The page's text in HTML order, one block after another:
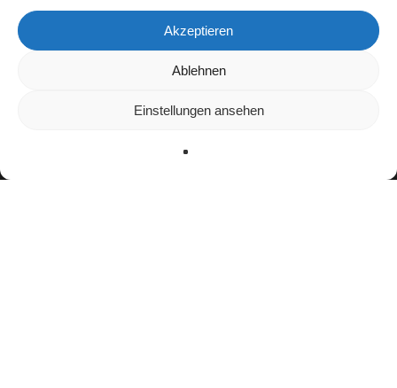
Akzeptieren
Ablehnen
Einstellungen ansehen
Wir verwenden Cookies, um dir die bestmögliche Erfahrung auf
kannst du erfahren, welche Cookies wir
verwenden oder sie ausschalten.